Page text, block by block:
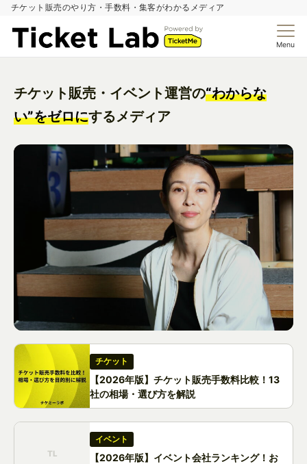
チケット販売のやり方・手数料・集客がわかるメディア
Menu
チケット販売・イベント運営の“わからな
い”をゼロにするメディア
インタビュー
水野美紀プロデュース、ブロードウェイ水
準で制作された『礎の響』 関ヶ原の戦いを
チケット
【2026年版】チケット販売手数料比較！13
社の相場・選び方を解説
TL
イベント
【2026年版】イベント会社ランキング！お